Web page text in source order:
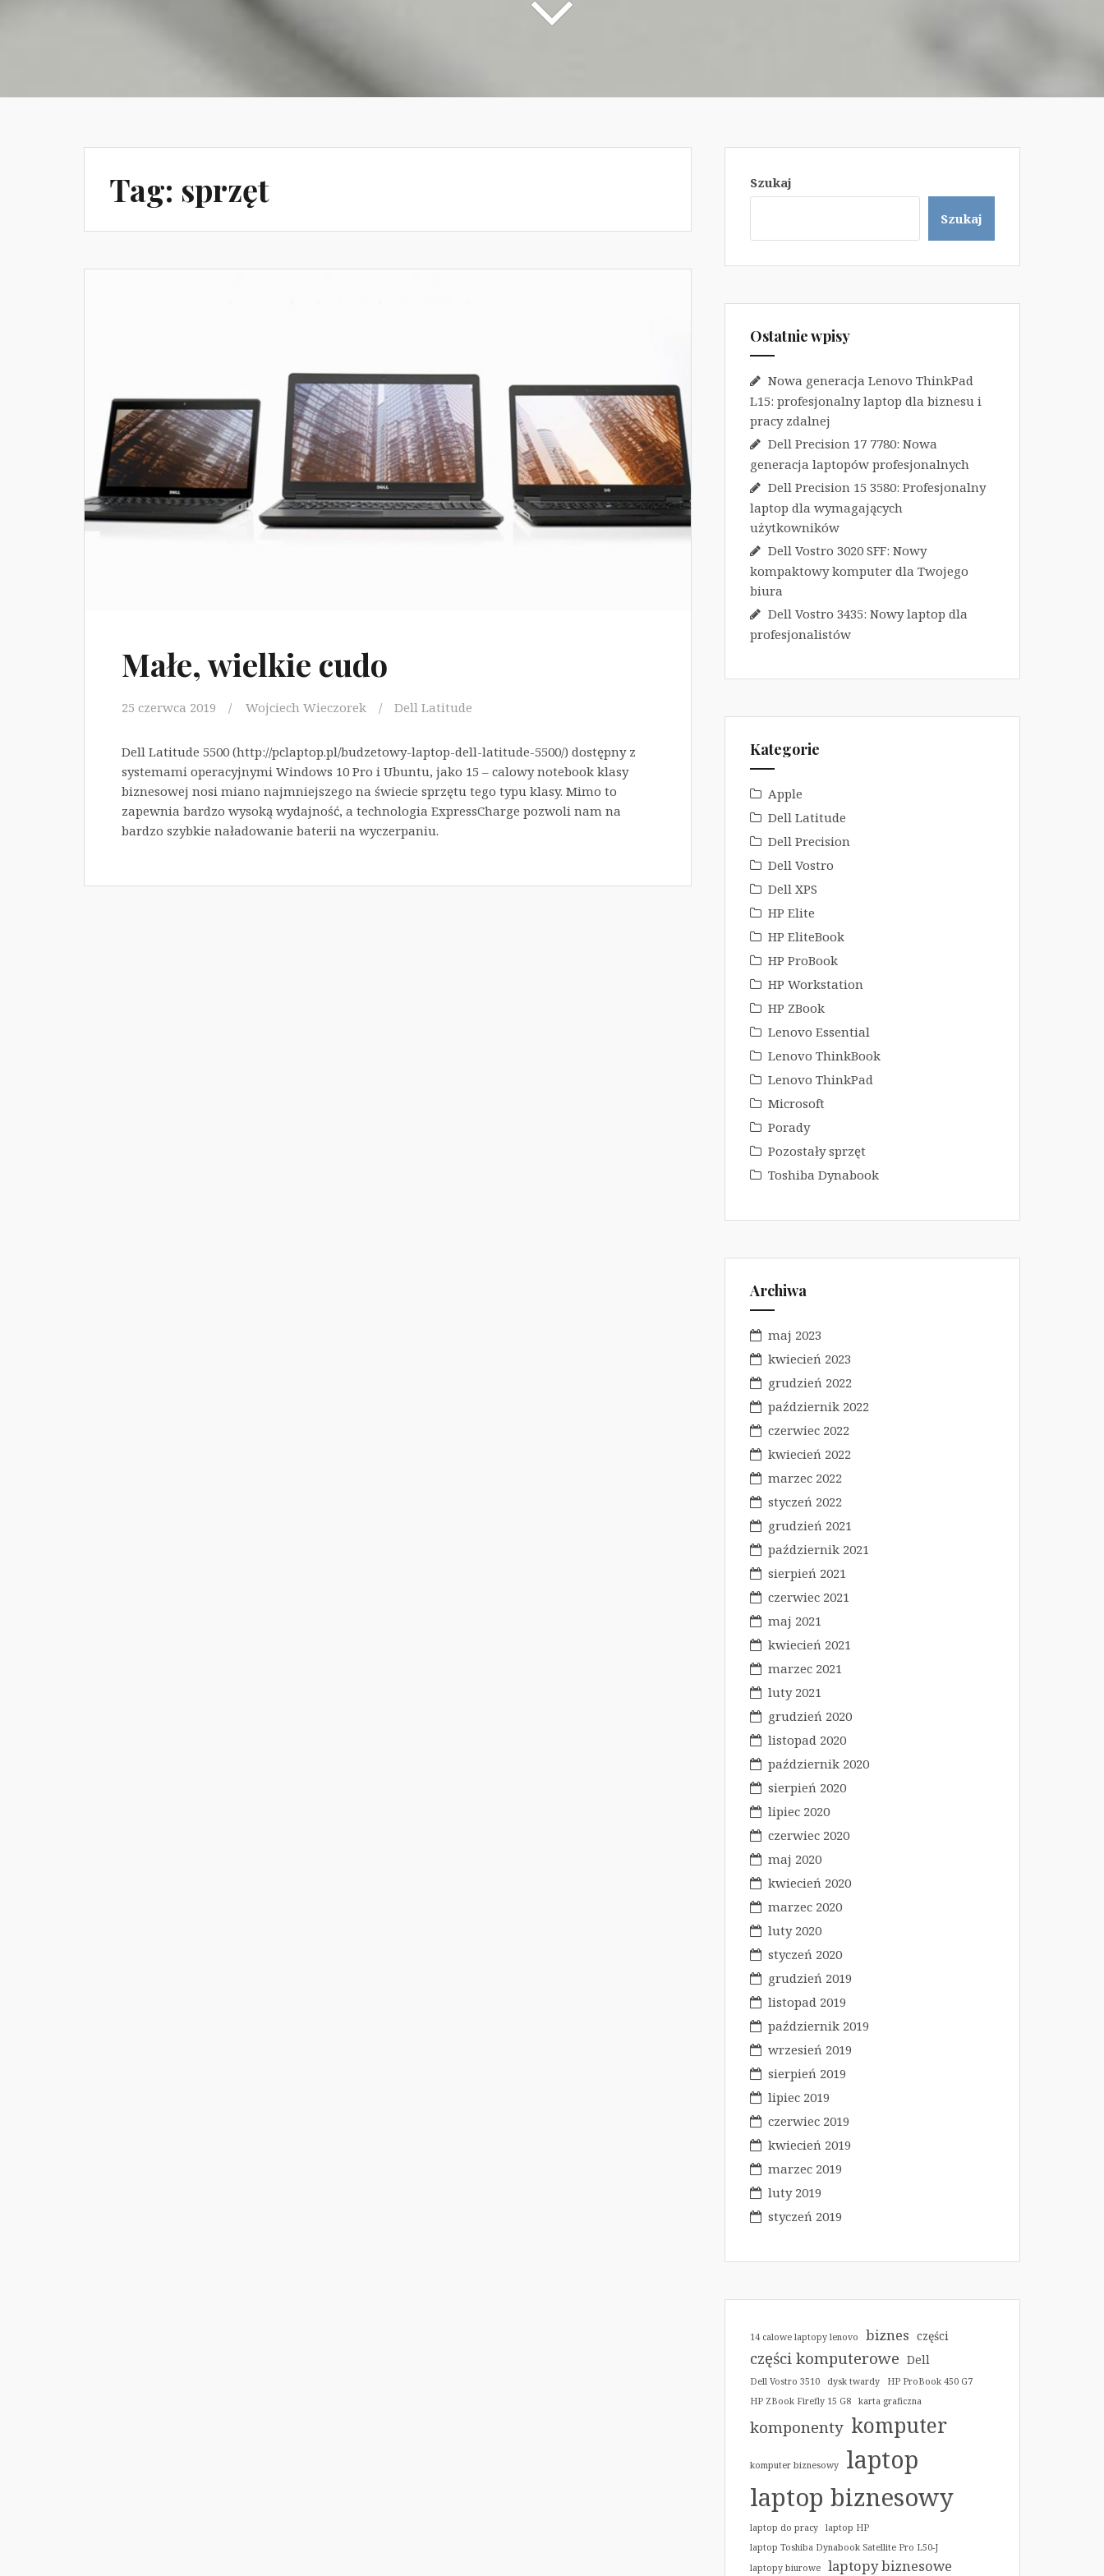
Tag: sprzęt
Małe, wielkie cudo
25 czerwca 2019 Wojciech Wieczorek Dell Latitude
Dell Latitude 5500 (http://pclaptop.pl/budzetowy-laptop-dell-latitude-5500/) dostępny z
systemami operacyjnymi Windows 10 Pro i Ubuntu, jako 15 – calowy notebook klasy
biznesowej nosi miano najmniejszego na świecie sprzętu tego typu klasy. Mimo to
zapewnia bardzo wysoką wydajność, a technologia ExpressCharge pozwoli nam na
bardzo szybkie naładowanie baterii na wyczerpaniu.
Szukaj
Szukaj
Ostatnie wpisy
Nowa generacja Lenovo ThinkPad
L15: profesjonalny laptop dla biznesu i
pracy zdalnej
Dell Precision 17 7780: Nowa
generacja laptopów profesjonalnych
Dell Precision 15 3580: Profesjonalny
laptop dla wymagających
użytkowników
Dell Vostro 3020 SFF: Nowy
kompaktowy komputer dla Twojego
biura
Dell Vostro 3435: Nowy laptop dla
profesjonalistów
Kategorie
Apple
Dell Latitude
Dell Precision
Dell Vostro
Dell XPS
HP Elite
HP EliteBook
HP ProBook
HP Workstation
HP ZBook
Lenovo Essential
Lenovo ThinkBook
Lenovo ThinkPad
Microsoft
Porady
Pozostały sprzęt
Toshiba Dynabook
Archiwa
maj 2023
kwiecień 2023
grudzień 2022
październik 2022
czerwiec 2022
kwiecień 2022
marzec 2022
styczeń 2022
grudzień 2021
październik 2021
sierpień 2021
czerwiec 2021
maj 2021
kwiecień 2021
marzec 2021
luty 2021
grudzień 2020
listopad 2020
październik 2020
sierpień 2020
lipiec 2020
czerwiec 2020
maj 2020
kwiecień 2020
marzec 2020
luty 2020
styczeń 2020
grudzień 2019
listopad 2019
październik 2019
wrzesień 2019
sierpień 2019
lipiec 2019
czerwiec 2019
kwiecień 2019
marzec 2019
luty 2019
styczeń 2019
14 calowe laptopy lenovo biznes części
części komputerowe Dell
Dell Vostro 3510 dysk twardy
HP ProBook 450 G7
HP ZBook Firefly 15 G8
karta graficzna
komponenty komputer
komputer biznesowy laptop
laptop biznesowy
laptop do pracy
laptop HP
laptop Toshiba Dynabook Satellite Pro L50-J
laptopy biurowe
laptopy biznesowe